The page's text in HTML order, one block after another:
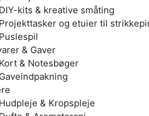
DIY-kits & kreative småting
Projekttasker og etuier til
Puslespil
& Gaver
Kort & Notesbøger
Gaveindpakning
Hudpleje & Kropspleje